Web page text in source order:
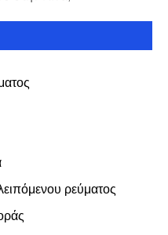
ρεύματος